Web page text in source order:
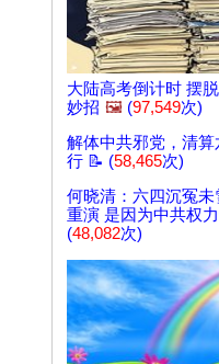
大陆高考倒计时 摆
妙招 🖼️ (97,549次)
解体中共邪党，清
行 📝 (58,465次)
何晓清：六四沉冤
重演 是因为中共权
(48,082次)